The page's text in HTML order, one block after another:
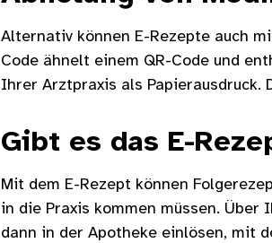
Alternativ können E-Rezepte auch
Code ähnelt einem QR-Code und
Ihrer Arztpraxis als Papierausdruck.
Gibt es das E-
Mit dem E-Rezept können
in die Praxis kommen müssen.
dann in der Apotheke einlösen, mit